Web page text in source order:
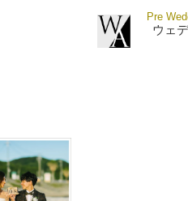
Pre
ウェ